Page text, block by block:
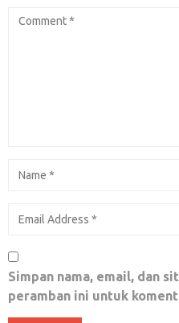
Desember 28, 2017
Membuat Terharu dan
Buat Orang Tuanya
Juni 18, 2018
Simpan nama, email, dan
peramban ini untuk